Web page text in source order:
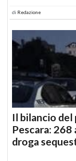
di Redazione
Il bilancio del
Pescara:
droga